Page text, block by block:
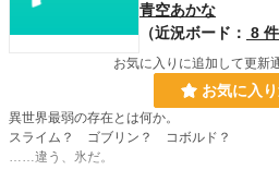
青空あかな
（近況ボード： 8 件
お気に入りに追加して更新
お気に入
異世界最弱の存在とは何か。
スライム？ ゴブリン？ コボルド？
……違う、氷だ。